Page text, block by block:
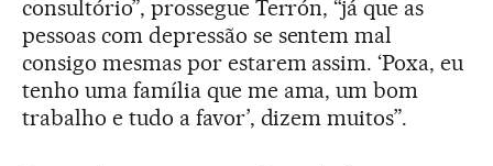
consultório”, prossegue Terrón, “já que as
pessoas com depressão se sentem mal
consigo mesmas por estarem assim. ‘Poxa, eu
tenho uma família que me ama, um bom
trabalho e tudo a favor’, dizem muitos”.